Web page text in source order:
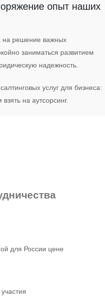
опыт наших
на решение важных
заниматься развитием
надежность.
услуг для бизнеса:
на аутсорсинг.
для России цене